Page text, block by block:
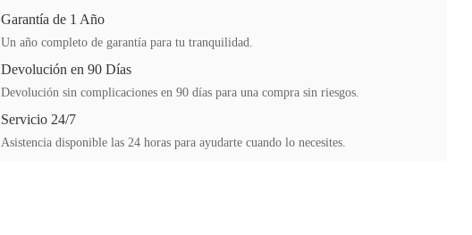
Garantía de 1 Año
Un año completo de garantía para tu tranquilidad.
Devolución en 90 Días
Devolución sin complicaciones en 90 días para una compra sin riesgos.
Servicio 24/7
Asistencia disponible las 24 horas para ayudarte cuando lo necesites.